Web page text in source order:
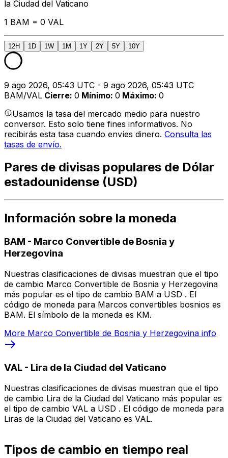
la Ciudad del Vaticano
1 BAM = 0 VAL
12H 1D 1W 1M 1Y 2Y 5Y 10Y
9 ago 2026, 05:43 UTC - 9 ago 2026, 05:43 UTC
BAM/VAL Cierre: 0 Mínimo: 0 Máximo: 0
Usamos la tasa del mercado medio para nuestro
conversor. Esto solo tiene fines informativos. No
recibirás esta tasa cuando envíes dinero. Consulta las
tasas de envío.
Pares de divisas populares de Dólar
estadounidense (USD)
Información sobre la moneda
BAM - Marco Convertible de Bosnia y
Herzegovina
Nuestras clasificaciones de divisas muestran que el tipo
de cambio Marco Convertible de Bosnia y Herzegovina
más popular es el tipo de cambio BAM a USD . El
código de moneda para Marcos convertibles bosnios es
BAM. El símbolo de la moneda es KM.
More Marco Convertible de Bosnia y Herzegovina info
VAL - Lira de la Ciudad del Vaticano
Nuestras clasificaciones de divisas muestran que el tipo
de cambio Lira de la Ciudad del Vaticano más popular es
el tipo de cambio VAL a USD . El código de moneda para
Liras de la Ciudad del Vaticano es VAL.
Tipos de cambio en tiempo real